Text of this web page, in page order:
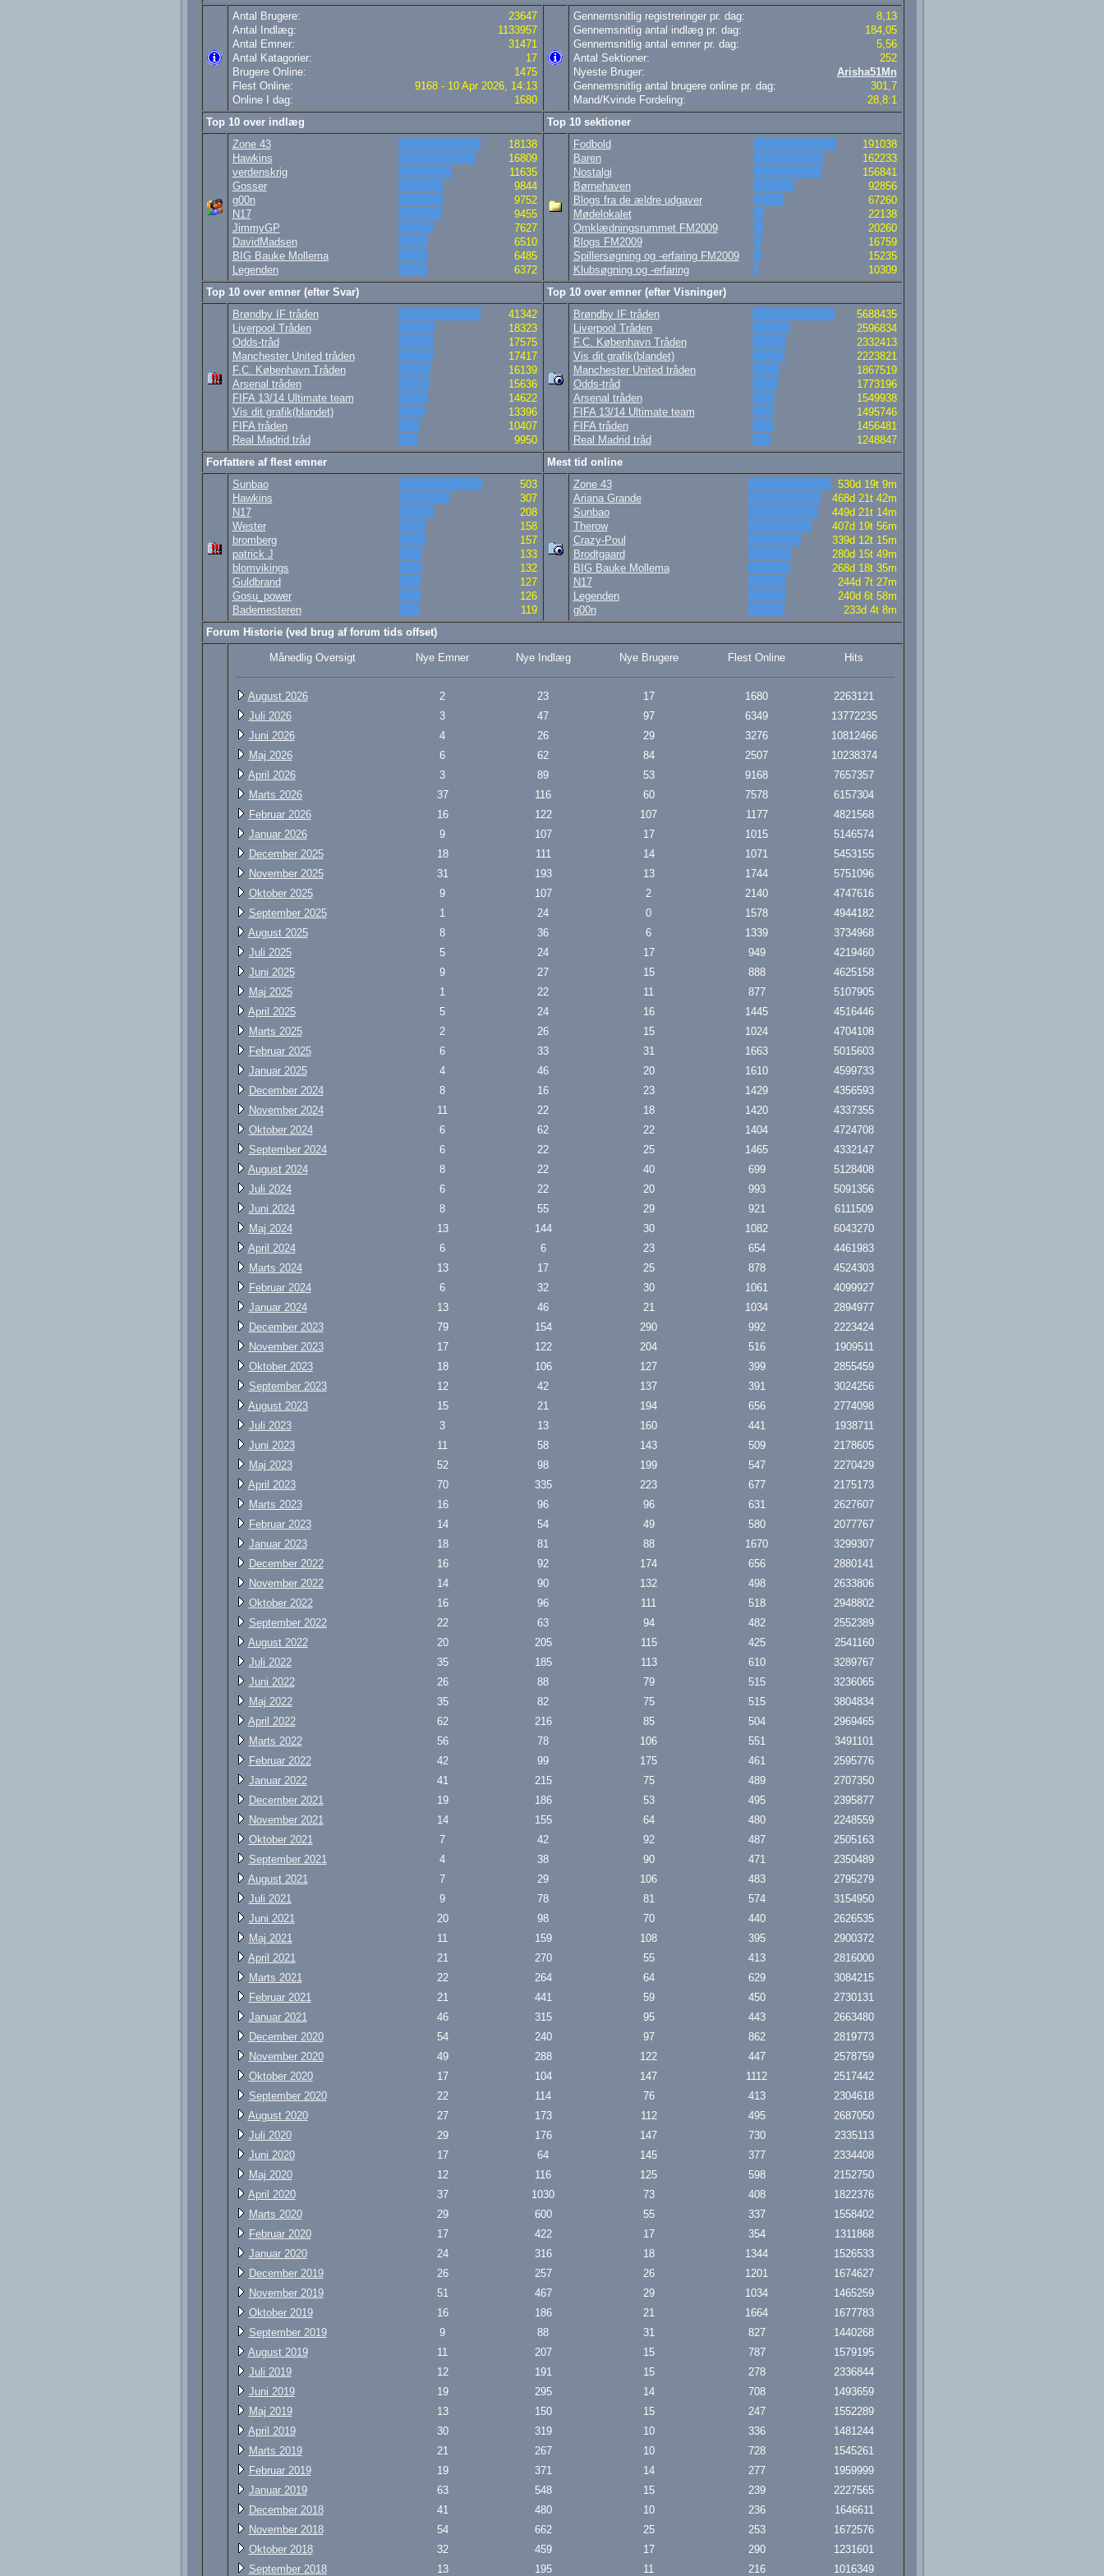
Antal Brugere:
23647
Antal Indlæg:
1133957
Antal Emner:
31471
Antal Katagorier:
17
Brugere Online:
1475
Flest Online:
9168 - 10 Apr 2026, 14:13
Online I dag:
1680
Gennemsnitlig registreringer pr. dag:
8,13
Gennemsnitlig antal indlæg pr. dag:
184,05
Gennemsnitlig antal emner pr. dag:
5,56
Antal Sektioner:
252
Nyeste Bruger:
Arisha51Mn
Gennemsnitlig antal brugere online pr. dag:
301,7
Mand/Kvinde Fordeling:
28,8:1
Top 10 over indlæg
Top 10 sektioner
Zone 43
18138
Hawkins
16809
verdenskrig
11635
Gosser
9844
g00n
9752
N17
9455
JimmyGP
7627
DavidMadsen
6510
BIG Bauke Mollema
6485
Legenden
6372
Fodbold
191038
Baren
162233
Nostalgi
156841
Børnehaven
92856
Blogs fra de ældre udgaver
67260
Mødelokalet
22138
Omklædningsrummet FM2009
20260
Blogs FM2009
16759
Spillersøgning og -erfaring FM2009
15235
Klubsøgning og -erfaring
10309
Top 10 over emner (efter Svar)
Top 10 over emner (efter Visninger)
Brøndby IF tråden
41342
Liverpool Tråden
18323
Odds-tråd
17575
Manchester United tråden
17417
F.C. København Tråden
16139
Arsenal tråden
15636
FIFA 13/14 Ultimate team
14622
Vis dit grafik(blandet)
13396
FIFA tråden
10407
Real Madrid tråd
9950
Brøndby IF tråden
5688435
Liverpool Tråden
2596834
F.C. København Tråden
2332413
Vis dit grafik(blandet)
2223821
Manchester United tråden
1867519
Odds-tråd
1773196
Arsenal tråden
1549938
FIFA 13/14 Ultimate team
1495746
FIFA tråden
1456481
Real Madrid tråd
1248847
Forfattere af flest emner
Mest tid online
Sunbao
503
Hawkins
307
N17
208
Wester
158
bromberg
157
patrick J
133
blomvikings
132
Guldbrand
127
Gosu_power
126
Bademesteren
119
Zone 43
530d 19t 9m
Ariana Grande
468d 21t 42m
Sunbao
449d 21t 14m
Therow
407d 19t 56m
Crazy-Poul
339d 12t 15m
Brodtgaard
280d 15t 49m
BIG Bauke Mollema
268d 18t 35m
N17
244d 7t 27m
Legenden
240d 6t 58m
g00n
233d 4t 8m
Forum Historie (ved brug af forum tids offset)
Månedlig Oversigt Nye Emner Nye Indlæg Nye Brugere Flest Online Hits
August 2026 2 23 17 1680
2263121
Juli 2026
3 47 97 6349
13772235
Juni 2026
4 26 29 3276
10812466
Maj 2026
6 62 84 2507
10238374
April 2026
3 89 53 9168
7657357
Marts 2026
37 116 60 7578
6157304
Februar 2026
16 122 107 1177
4821568
Januar 2026
9 107 17 1015
5146574
December 2025
18 111 14 1071
5453155
November 2025
31 193 13 1744
5751096
Oktober 2025
9 107 2 2140
4747616
September 2025
1 24 0 1578
4944182
August 2025
8 36 6 1339
3734968
Juli 2025
5 24 17 949
4219460
Juni 2025
9 27 15 888
4625158
Maj 2025
1 22 11 877
5107905
April 2025
5 24 16 1445
4516446
Marts 2025
2 26 15 1024
4704108
Februar 2025
6 33 31 1663
5015603
Januar 2025
4 46 20 1610
4599733
December 2024
8 16 23 1429
4356593
November 2024
11 22 18 1420
4337355
Oktober 2024
6 62 22 1404
4724708
September 2024
6 22 25 1465
4332147
August 2024
8 22 40 699
5128408
Juli 2024
6 22 20 993
5091356
Juni 2024
8 55 29 921
6111509
Maj 2024
13 144 30 1082
6043270
April 2024
6 6 23 654
4461983
Marts 2024
13 17 25 878
4524303
Februar 2024
6 32 30 1061
4099927
Januar 2024
13 46 21 1034
2894977
December 2023
79 154 290 992
2223424
November 2023
17 122 204 516
1909511
Oktober 2023
18 106 127 399
2855459
September 2023
12 42 137 391
3024256
August 2023
15 21 194 656
2774098
Juli 2023
3 13 160 441
1938711
Juni 2023
11 58 143 509
2178605
Maj 2023
52 98 199 547
2270429
April 2023
70 335 223 677
2175173
Marts 2023
16 96 96 631
2627607
Februar 2023
14 54 49 580
2077767
Januar 2023
18 81 88 1670
3299307
December 2022
16 92 174 656
2880141
November 2022
14 90 132 498
2633806
Oktober 2022
16 96 111 518
2948802
September 2022
22 63 94 482
2552389
August 2022
20 205 115 425
2541160
Juli 2022
35 185 113 610
3289767
Juni 2022
26 88 79 515
3236065
Maj 2022
35 82 75 515
3804834
April 2022
62 216 85 504
2969465
Marts 2022
56 78 106 551
3491101
Februar 2022
42 99 175 461
2595776
Januar 2022
41 215 75 489
2707350
December 2021
19 186 53 495
2395877
November 2021
14 155 64 480
2248559
Oktober 2021
7 42 92 487
2505163
September 2021
4 38 90 471
2350489
August 2021
7 29 106 483
2795279
Juli 2021
9 78 81 574
3154950
Juni 2021
20 98 70 440
2626535
Maj 2021
11 159 108 395
2900372
April 2021
21 270 55 413
2816000
Marts 2021
22 264 64 629
3084215
Februar 2021
21 441 59 450
2730131
Januar 2021
46 315 95 443
2663480
December 2020
54 240 97 862
2819773
November 2020
49 288 122 447
2578759
Oktober 2020
17 104 147 1112
2517442
September 2020
22 114 76 413
2304618
August 2020
27 173 112 495
2687050
Juli 2020
29 176 147 730
2335113
Juni 2020
17 64 145 377
2334408
Maj 2020
12 116 125 598
2152750
April 2020
37 1030 73 408
1822376
Marts 2020
29 600 55 337
1558402
Februar 2020
17 422 17 354
1311868
Januar 2020
24 316 18 1344
1526533
December 2019
26 257 26 1201
1674627
November 2019
51 467 29 1034
1465259
Oktober 2019
16 186 21 1664
1677783
September 2019
9 88 31 827
1440268
August 2019
11 207 15 787
1579195
Juli 2019
12 191 15 278
2336844
Juni 2019
19 295 14 708
1493659
Maj 2019
13 150 15 247
1552289
April 2019
30 319 10 336
1481244
Marts 2019
21 267 10 728
1545261
Februar 2019
19 371 14 277
1959999
Januar 2019
63 548 15 239
2227565
December 2018
41 480 10 236
1646611
November 2018
54 662 25 253
1672576
Oktober 2018
32 459 17 290
1231601
September 2018
13 195 11 216 1016349